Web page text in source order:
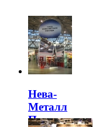
Нева-
Металл
Посуда